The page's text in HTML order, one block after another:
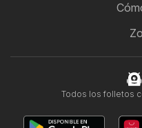
Todos los folletos